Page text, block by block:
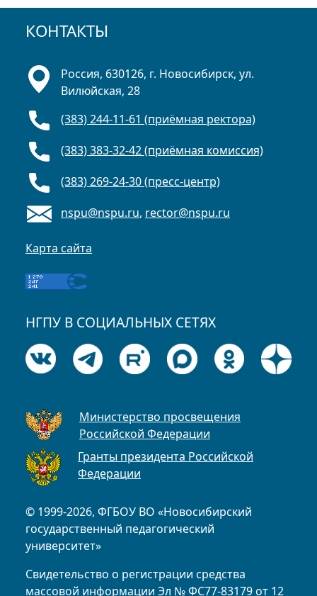
КОНТАКТЫ
© 1999-2026, ФГБОУ ВО «Новосибирский
государственный педагогический
университет»
Свидетельство о регистрации средства
массовой информации Эл № ФС77-83179 от 12
Россия, 630126, г. Новосибирск, ул.
Вилюйская, 28
(383) 244-11-61 (приёмная ректора)
(383) 383-32-42 (приёмная комиссия)
(383) 269-24-30 (пресс-центр)
nspu@nspu.ru, rector@nspu.ru
Карта сайта
НГПУ В СОЦИАЛЬНЫХ СЕТЯХ
Министерство просвещения
Российской Федерации
Гранты президента Российской
Федерации